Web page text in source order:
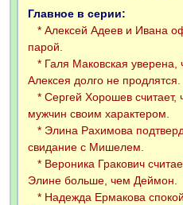
Главное в серии:
* Алексей Адеев и Ивана
парой.
* Галя Маковская уверена,
Алексея долго не продлятся.
* Сергей Хорошев считает,
мужчин своим характером.
* Элина Рахимова
свидание с Мишелем.
* Вероника Гракович
Элине больше, чем Деймон.
* Надежда Ермакова